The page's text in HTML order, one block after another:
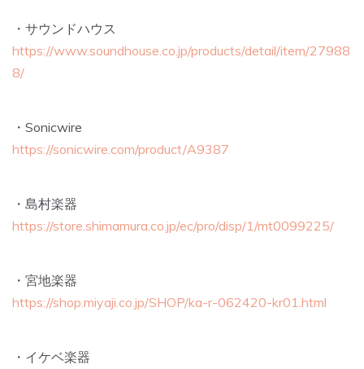
・サウンドハウス
https://www.soundhouse.co.jp/products/detail/item/27988
8/
・Sonicwire
https://sonicwire.com/product/A9387
・島村楽器
https://store.shimamura.co.jp/ec/pro/disp/1/mt0099225/
・宮地楽器
https://shop.miyaji.co.jp/SHOP/ka-r-062420-kr01.html
・イケベ楽器